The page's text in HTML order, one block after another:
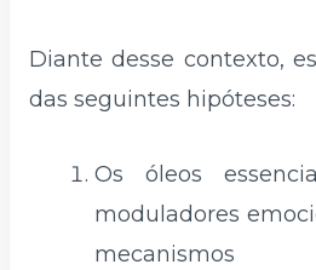
Diante desse contexto,
das seguintes hipóteses:
Os óleos
moduladores
mecanismos